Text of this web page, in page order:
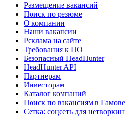
Размещение вакансий
Поиск по резюме
О компании
Наши вакансии
Реклама на сайте
Требования к ПО
Безопасный HeadHunter
HeadHunter API
Партнерам
Инвесторам
Каталог компаний
Поиск по вакансиям в
Сетка: соцсеть для